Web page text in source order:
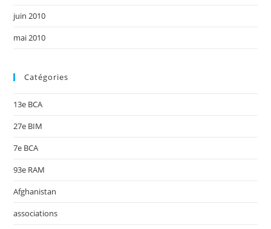
juin 2010
mai 2010
Catégories
13e BCA
27e BIM
7e BCA
93e RAM
Afghanistan
associations